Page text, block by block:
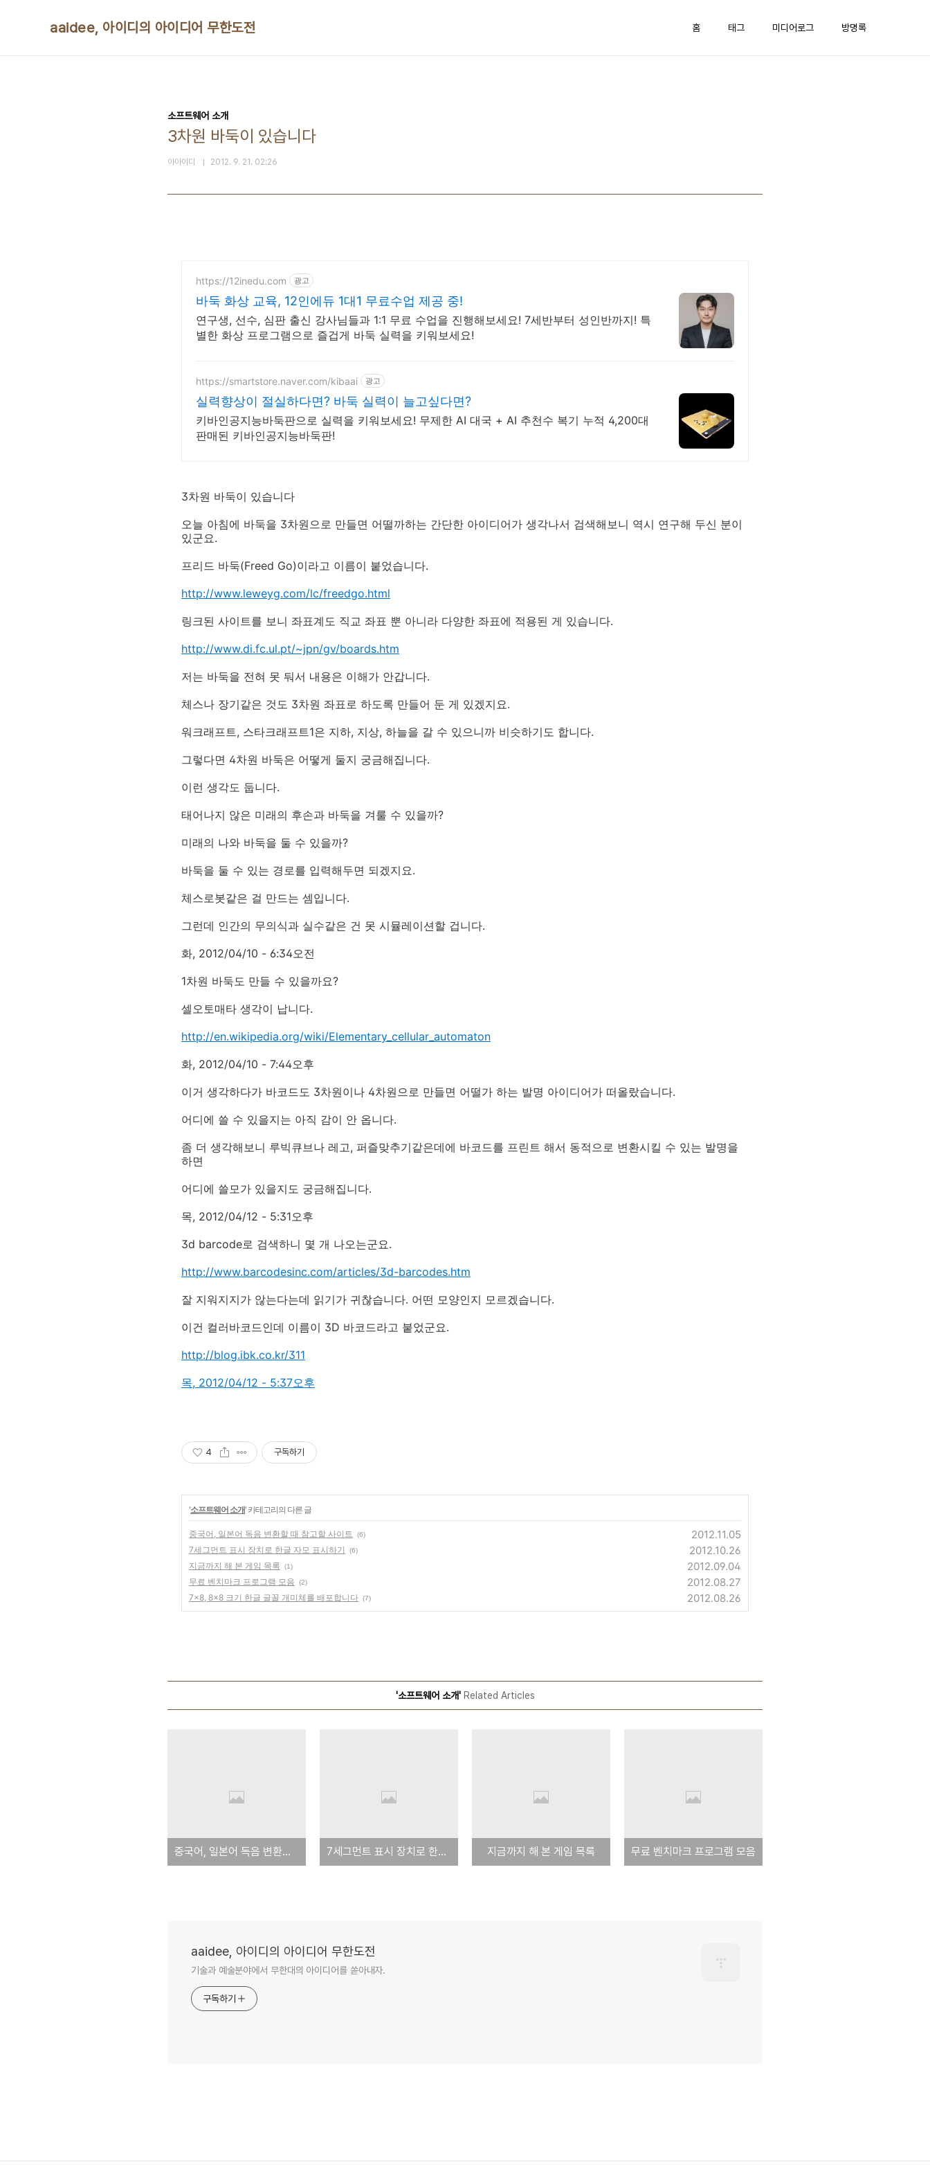
aaidee, 아이디의 아이디어 무한도전 홈 태그 미디어로그 방명록
소프트웨어 소개
3차원 바둑이 있습니다
아아이디 2012. 9. 21. 02:26
https://12inedu.com 광고
바둑 화상 교육, 12인에듀 1대1 무료수업 제공 중!
연구생, 선수, 심판 출신 강사님들과 1:1 무료 수업을 진행해보세요! 7세반부터 성인반까지! 특
별한 화상 프로그램으로 즐겁게 바둑 실력을 키워보세요!
https://smartstore.naver.com/kibaai 광고
실력향상이 절실하다면? 바둑 실력이 늘고싶다면?
키바인공지능바둑판으로 실력을 키워보세요! 무제한 AI 대국 + AI 추천수 복기 누적 4,200대
판매된 키바인공지능바둑판!
3차원 바둑이 있습니다
오늘 아침에 바둑을 3차원으로 만들면 어떨까하는 간단한 아이디어가 생각나서 검색해보니 역시 연구해 두신 분이
있군요.
프리드 바둑(Freed Go)이라고 이름이 붙었습니다.
http://www.leweyg.com/lc/freedgo.html
링크된 사이트를 보니 좌표계도 직교 좌표 뿐 아니라 다양한 좌표에 적용된 게 있습니다.
http://www.di.fc.ul.pt/~jpn/gv/boards.htm
저는 바둑을 전혀 못 둬서 내용은 이해가 안갑니다.
체스나 장기같은 것도 3차원 좌표로 하도록 만들어 둔 게 있겠지요.
워크래프트, 스타크래프트1은 지하, 지상, 하늘을 갈 수 있으니까 비슷하기도 합니다.
그렇다면 4차원 바둑은 어떻게 둘지 궁금해집니다.
이런 생각도 둡니다.
태어나지 않은 미래의 후손과 바둑을 겨룰 수 있을까?
미래의 나와 바둑을 둘 수 있을까?
바둑을 둘 수 있는 경로를 입력해두면 되겠지요.
체스로봇같은 걸 만드는 셈입니다.
그런데 인간의 무의식과 실수같은 건 못 시뮬레이션할 겁니다.
화, 2012/04/10 - 6:34오전
1차원 바둑도 만들 수 있을까요?
셀오토매타 생각이 납니다.
http://en.wikipedia.org/wiki/Elementary_cellular_automaton
화, 2012/04/10 - 7:44오후
이거 생각하다가 바코드도 3차원이나 4차원으로 만들면 어떨가 하는 발명 아이디어가 떠올랐습니다.
어디에 쓸 수 있을지는 아직 감이 안 옵니다.
좀 더 생각해보니 루빅큐브나 레고, 퍼즐맞추기같은데에 바코드를 프린트 해서 동적으로 변환시킬 수 있는 발명을
하면
어디에 쓸모가 있을지도 궁금해집니다.
목, 2012/04/12 - 5:31오후
3d barcode로 검색하니 몇 개 나오는군요.
http://www.barcodesinc.com/articles/3d-barcodes.htm
잘 지워지지가 않는다는데 읽기가 귀찮습니다. 어떤 모양인지 모르겠습니다.
이건 컬러바코드인데 이름이 3D 바코드라고 붙었군요.
http://blog.ibk.co.kr/311
목, 2012/04/12 - 5:37오후
4 구독하기
'소프트웨어 소개' 카테고리의 다른 글
중국어, 일본어 독음 변환할 때 참고할 사이트 (6) 2012.11.05
7세그먼트 표시 장치로 한글 자모 표시하기 (6) 2012.10.26
지금까지 해 본 게임 목록 (1) 2012.09.04
무료 벤치마크 프로그램 모음 (2) 2012.08.27
7x8, 8x8 크기 한글 글꼴 개미체를 배포합니다 (7) 2012.08.26
'소프트웨어 소개'Related Articles
중국어, 일본어 독음 변환할 때 참고할 사이트 7세그먼트 표시 장치로 한글 자모 표시하기 지금까지 해 본 게임 목록 무료 벤치마크 프로그램 모음
aaidee, 아이디의 아이디어 무한도전
기술과 예술분야에서 무한대의 아이디어를 쏟아내자.
구독하기